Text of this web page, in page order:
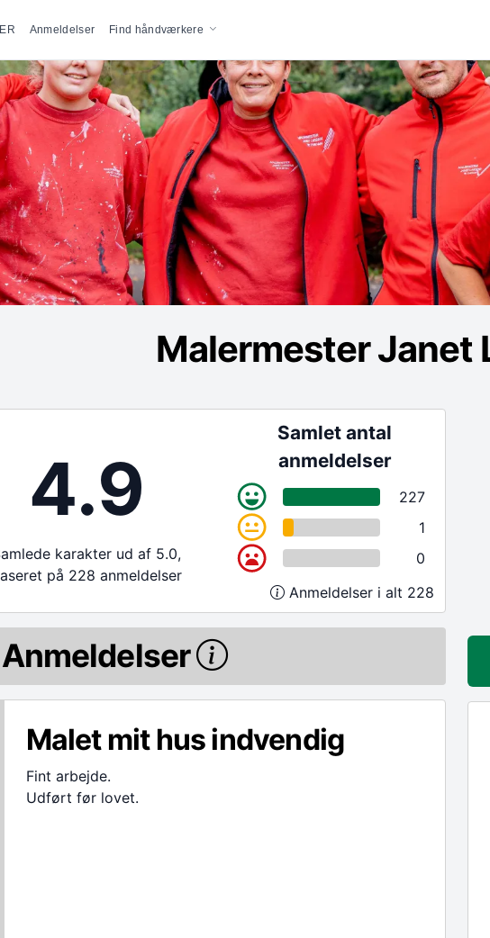
navigation
Anmeldelser Find håndværkere
Malermester Janet
4.9
karakter ud af 5.0,
på 228 anmeldelser
Samlet antal
anmeldelser
227
1
0
Anmeldelser i alt 228
Anmeldelser
Malet mit hus indvendig
Fint arbejde.
Udført før lovet.